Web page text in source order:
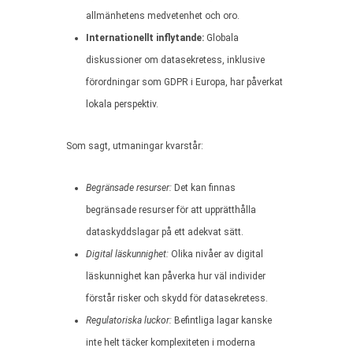
allmänhetens medvetenhet och oro.
Internationellt inflytande: Globala
diskussioner om datasekretess, inklusive
förordningar som GDPR i Europa, har påverkat
lokala perspektiv.
Som sagt, utmaningar kvarstår:
Begränsade resurser: Det kan finnas
begränsade resurser för att upprätthålla
dataskyddslagar på ett adekvat sätt.
Digital läskunnighet: Olika nivåer av digital
läskunnighet kan påverka hur väl individer
förstår risker och skydd för datasekretess.
Regulatoriska luckor: Befintliga lagar kanske
inte helt täcker komplexiteten i moderna